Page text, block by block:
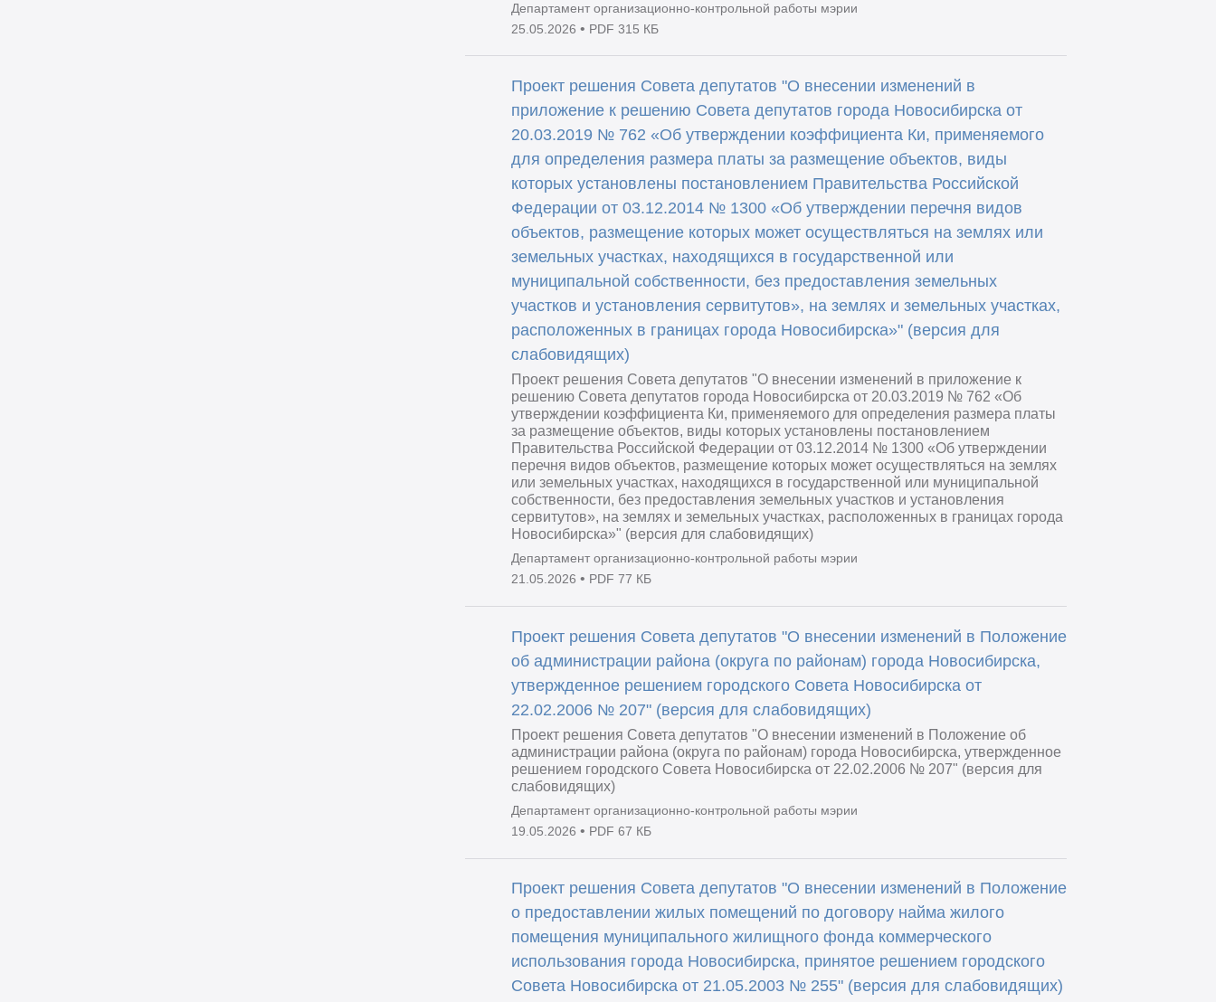
Департамент организационно-контрольной работы мэрии
25.05.2026 • PDF 315 КБ
Проект решения Совета депутатов "О внесении изменений в
приложение к решению Совета депутатов города Новосибирска от
20.03.2019 № 762 «Об утверждении коэффициента Ки, применяемого
для определения размера платы за размещение объектов, виды
которых установлены постановлением Правительства Российской
Федерации от 03.12.2014 № 1300 «Об утверждении перечня видов
объектов, размещение которых может осуществляться на землях или
земельных участках, находящихся в государственной или
муниципальной собственности, без предоставления земельных
участков и установления сервитутов», на землях и земельных участках,
расположенных в границах города Новосибирска»" (версия для
слабовидящих)
Проект решения Совета депутатов "О внесении изменений в приложение к
решению Совета депутатов города Новосибирска от 20.03.2019 № 762 «Об
утверждении коэффициента Ки, применяемого для определения размера платы
за размещение объектов, виды которых установлены постановлением
Правительства Российской Федерации от 03.12.2014 № 1300 «Об утверждении
перечня видов объектов, размещение которых может осуществляться на землях
или земельных участках, находящихся в государственной или муниципальной
собственности, без предоставления земельных участков и установления
сервитутов», на землях и земельных участках, расположенных в границах города
Новосибирска»" (версия для слабовидящих)
Департамент организационно-контрольной работы мэрии
21.05.2026 • PDF 77 КБ
Проект решения Совета депутатов "О внесении изменений в Положение
об администрации района (округа по районам) города Новосибирска,
утвержденное решением городского Совета Новосибирска от
22.02.2006 № 207" (версия для слабовидящих)
Проект решения Совета депутатов "О внесении изменений в Положение об
администрации района (округа по районам) города Новосибирска, утвержденное
решением городского Совета Новосибирска от 22.02.2006 № 207" (версия для
слабовидящих)
Департамент организационно-контрольной работы мэрии
19.05.2026 • PDF 67 КБ
Проект решения Совета депутатов "О внесении изменений в Положение
о предоставлении жилых помещений по договору найма жилого
помещения муниципального жилищного фонда коммерческого
использования города Новосибирска, принятое решением городского
Совета Новосибирска от 21.05.2003 № 255" (версия для слабовидящих)